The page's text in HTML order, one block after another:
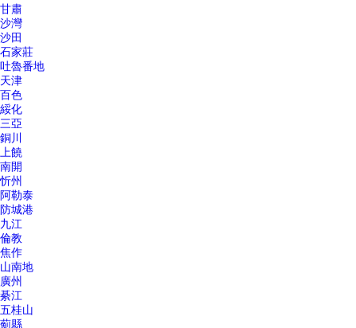
甘肅
沙灣
沙田
石家莊
吐魯番地
天津
百色
綏化
三亞
銅川
上饒
南開
忻州
阿勒泰
防城港
九江
倫教
焦作
山南地
廣州
綦江
五桂山
薊縣